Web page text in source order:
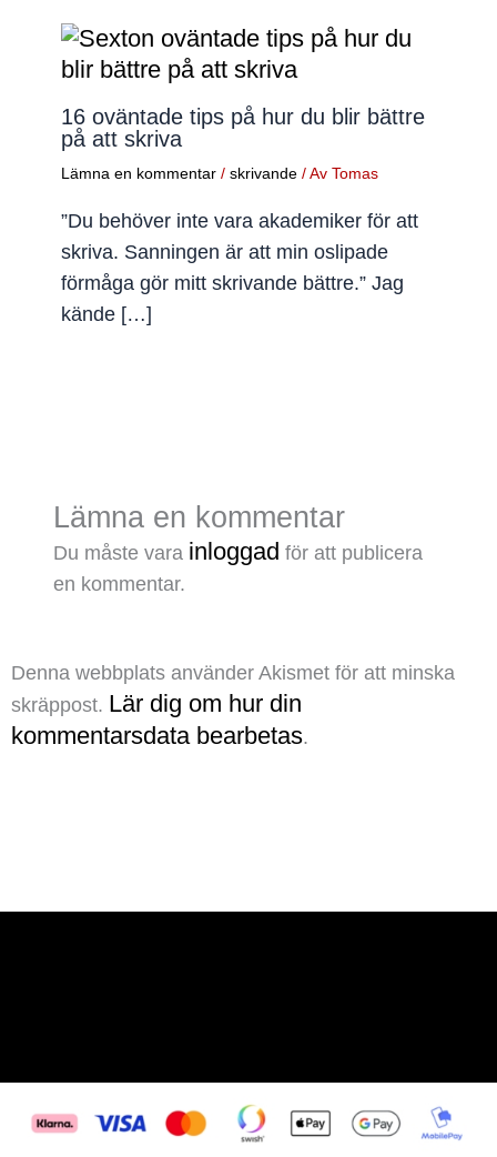
16 oväntade tips på hur du blir bättre
på att skriva
Lämna en kommentar / skrivande/ Av Tomas
”Du behöver inte vara akademiker för att
skriva. Sanningen är att min oslipade
förmåga gör mitt skrivande bättre.” Jag
kände […]
Lämna en kommentar
Du måste vara inloggad för att publicera
en kommentar.
Denna webbplats använder Akismet för att minska
skräppost. Lär dig om hur din
kommentarsdata bearbetas.